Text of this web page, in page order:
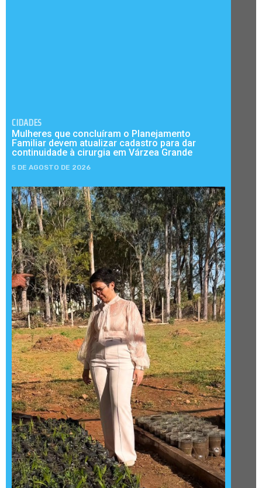
CIDADES
Mulheres que concluíram o Planejamento
Familiar devem atualizar cadastro para dar
continuidade à cirurgia em Várzea Grande
5 DE AGOSTO DE 2026